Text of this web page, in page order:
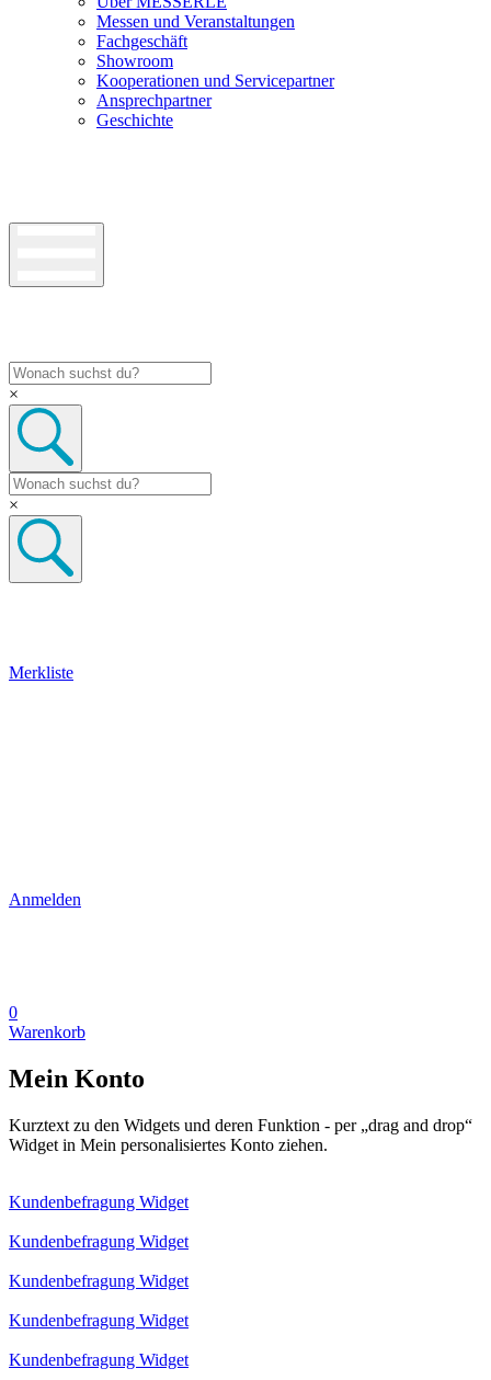
Messen und Veranstaltungen
Fachgeschäft
Showroom
Kooperationen und Servicepartner
Ansprechpartner
Geschichte
×
×
Merkliste
Anmelden
0
Warenkorb
Mein Konto
Kurztext zu den Widgets und deren Funktion - per „drag and drop“
Widget in Mein personalisiertes Konto ziehen.
Kundenbefragung Widget
Kundenbefragung Widget
Kundenbefragung Widget
Kundenbefragung Widget
Kundenbefragung Widget